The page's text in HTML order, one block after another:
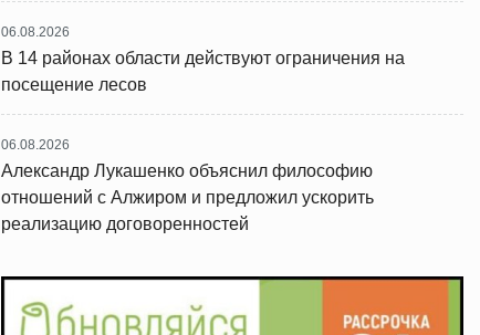
06.08.2026
В 14 районах области действуют ограничения на
посещение лесов
06.08.2026
Александр Лукашенко объяснил философию
отношений с Алжиром и предложил ускорить
реализацию договоренностей